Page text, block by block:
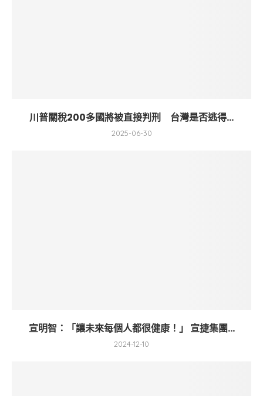
川普關稅200多國將被直接判刑 台灣是否逃得...
2025-06-30
宣明智：「讓未來每個人都很健康！」 宣捷集團...
2024-12-10